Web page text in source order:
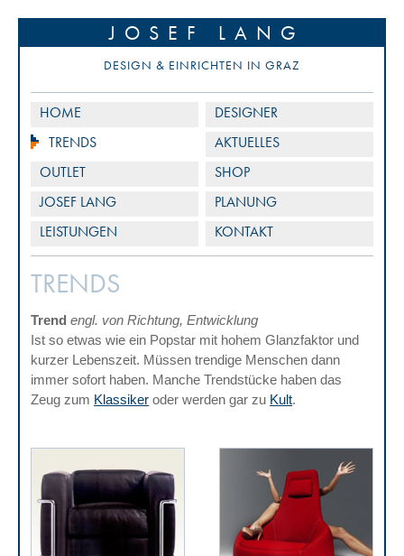
JOSEF LANG
DESIGN & EINRICHTEN IN GRAZ
HOME
DESIGNER
TRENDS
AKTUELLES
OUTLET
SHOP
JOSEF LANG
PLANUNG
LEISTUNGEN
KONTAKT
TRENDS
Trend engl. von Richtung, Entwicklung
Ist so etwas wie ein Popstar mit hohem Glanzfaktor und
kurzer Lebenszeit. Müssen trendige Menschen dann
immer sofort haben. Manche Trendstücke haben das
Zeug zum Klassiker oder werden gar zu Kult.